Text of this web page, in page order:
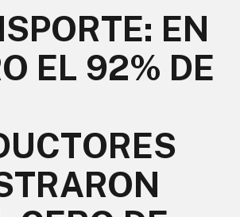
EN
EL 92% DE